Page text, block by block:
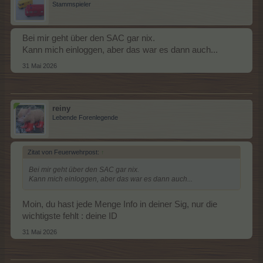
Stammspieler
Bei mir geht über den SAC gar nix.
Kann mich einloggen, aber das war es dann auch...
31 Mai 2026
reiny
Lebende Forenlegende
Zitat von Feuerwehrpost: ↑
Bei mir geht über den SAC gar nix.
Kann mich einloggen, aber das war es dann auch...
Moin, du hast jede Menge Info in deiner Sig, nur die
wichtigste fehlt : deine ID
31 Mai 2026